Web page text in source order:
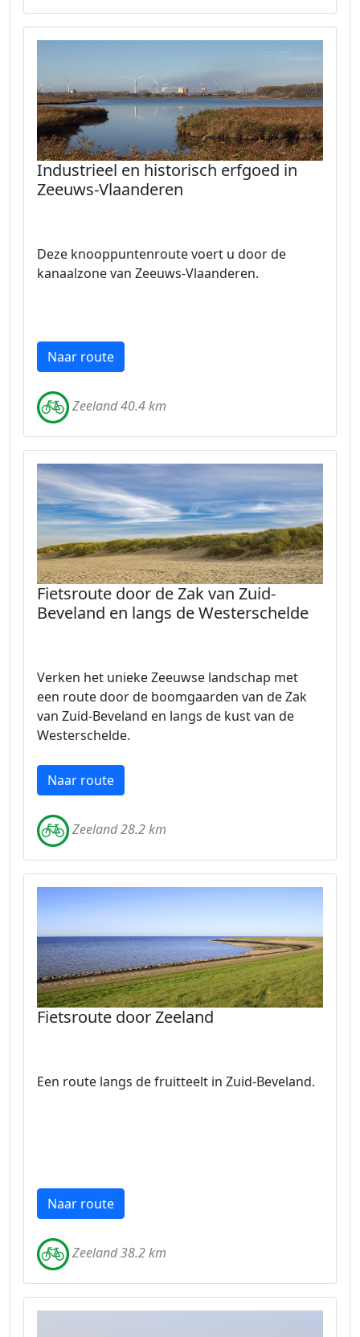
Industrieel en historisch erfgoed in
Zeeuws-Vlaanderen
Deze knooppuntenroute voert u door de
kanaalzone van Zeeuws-Vlaanderen.
Naar route
Zeeland 40.4 km
Fietsroute door de Zak van Zuid-
Beveland en langs de Westerschelde
Verken het unieke Zeeuwse landschap met
een route door de boomgaarden van de Zak
van Zuid-Beveland en langs de kust van de
Westerschelde.
Naar route
Zeeland 28.2 km
Fietsroute door Zeeland
Een route langs de fruitteelt in Zuid-Beveland.
Naar route
Zeeland 38.2 km